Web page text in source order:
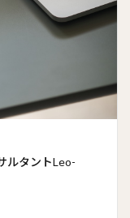
ルタントLeo-